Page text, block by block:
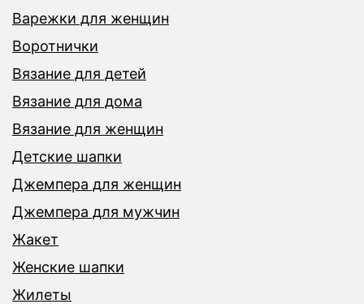
Варежки для женщин
Воротнички
Вязание для детей
Вязание для дома
Вязание для женщин
Детские шапки
Джемпера для женщин
Джемпера для мужчин
Жакет
Женские шапки
Жилеты